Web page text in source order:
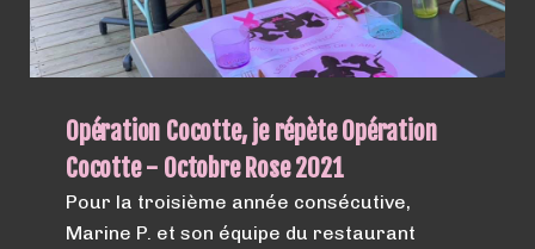
Opération Cocotte, je répète Opération
Cocotte - Octobre Rose 2021
Pour la troisième année consécutive,
Marine P. et son équipe du restaurant